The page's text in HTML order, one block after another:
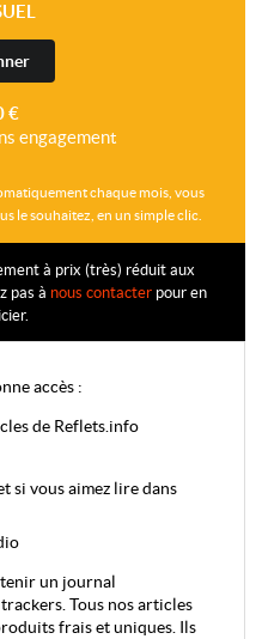
€
engagement
chaque mois, vous
le souhaitez, en un simple clic.
à prix (très) réduit aux
pas à nous contacterpour en
accès :
de Reflets.info
si vous aimez lire dans
un journal
Tous nos articles
frais et uniques. Ils